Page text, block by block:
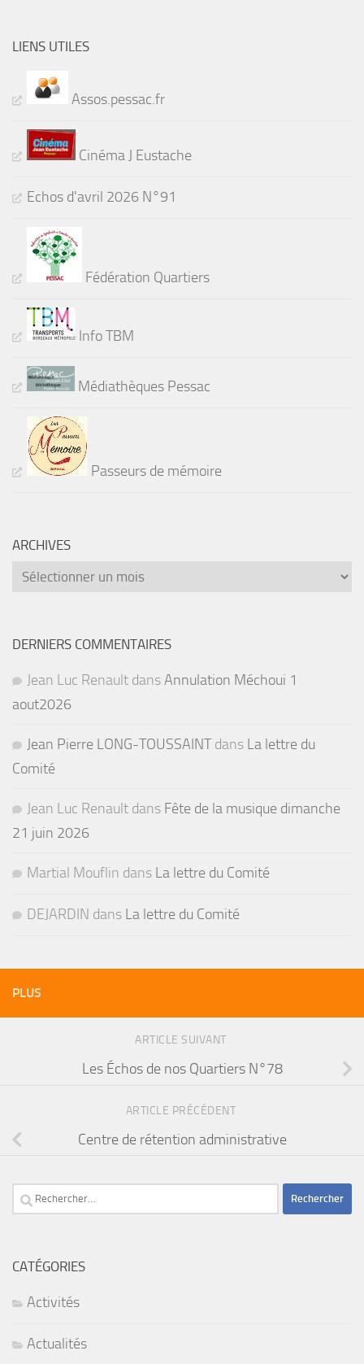
LIENS UTILES
Assos.pessac.fr
Cinéma J Eustache
Echos d'avril 2026 N°91
Fédération Quartiers
Info TBM
Médiathèques Pessac
Passeurs de mémoire
ARCHIVES
Archives
DERNIERS COMMENTAIRES
Jean Luc Renault dansAnnulation Méchoui 1
aout2026
Jean Pierre LONG-TOUSSAINTdans La lettre du
Comité
Jean Luc Renault dans Fête de la musique dimanche
21 juin 2026
Martial Mouflin dans La lettre du Comité
DEJARDIN dans La lettre du Comité
PLUS
ARTICLE SUIVANT
Les Échos de nos Quartiers N°78
ARTICLE PRÉCÉDENT
Centre de rétention administrative
Rechercher :
CATÉGORIES
Activités
Actualités